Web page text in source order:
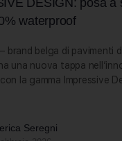
waterproof
brand belga di pavimenti
una nuova tappa
la gamma Impressive
Seregni